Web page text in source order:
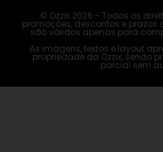
© Ozzix 2026 - Todos os
promoções, descontos e
são válidos apenas para
As imagens, textos e layout
propriedade da Ozzix, sendo
parcial sem